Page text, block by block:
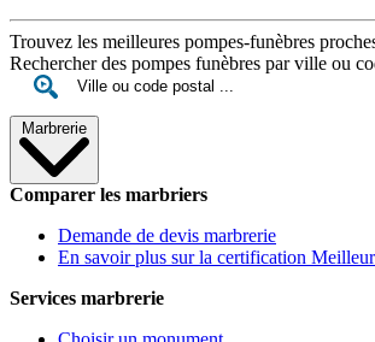
Trouvez les meilleures pompes-funèbres
Rechercher des pompes funèbres par ville ou
Marbrerie
Comparer les marbriers
Demande de devis marbrerie
En savoir plus sur la certification
Services marbrerie